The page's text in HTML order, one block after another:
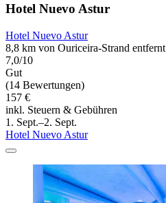
Hotel Nuevo Astur
Hotel Nuevo Astur
8,8 km von Ouriceira-Strand entfernt
7,0/10
Gut
(14 Bewertungen)
157 €
inkl. Steuern & Gebühren
1. Sept.–2. Sept.
Hotel Nuevo Astur